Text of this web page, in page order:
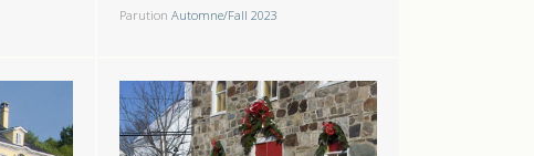
Parution Automne/Fall 2023